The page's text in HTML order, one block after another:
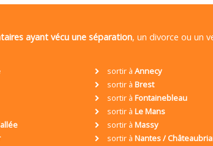
ayant vécu une séparation, un divorce ou un
sortir à Annecy
sortir à Brest
sortir à Fontainebleau
sortir à Le Mans
sortir à Massy
sortir à Nantes /